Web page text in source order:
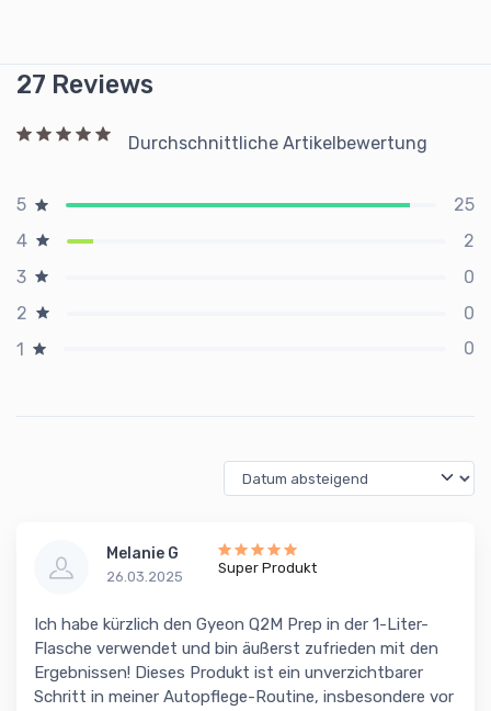
27 Reviews
Durchschnittliche Artikelbewertung
5
25
4
2
3
0
2
0
1
0
Melanie G
26.03.2025
Super Produkt
Ich habe kürzlich den Gyeon Q2M Prep in der 1-Liter-
Flasche verwendet und bin äußerst zufrieden mit den
Ergebnissen! Dieses Produkt ist ein unverzichtbarer
Schritt in meiner Autopflege-Routine, insbesondere vor